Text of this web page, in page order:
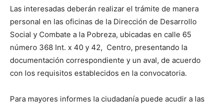
Las interesadas deberán realizar el trámite de manera
personal en las oficinas de la Dirección de Desarrollo
Social y Combate a la Pobreza, ubicadas en calle 65
número 368 Int. x 40 y 42, Centro, presentando la
documentación correspondiente y un aval, de acuerdo
con los requisitos establecidos en la convocatoria.
Para mayores informes la ciudadanía puede acudir a las